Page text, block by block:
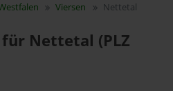
Viersen Nettetal
Nettetal (PLZ